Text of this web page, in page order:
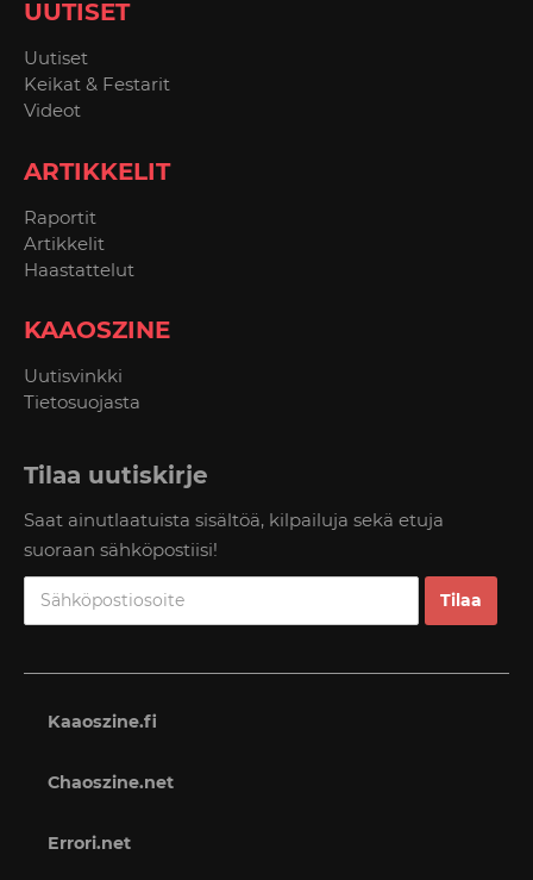
UUTISET
Uutiset
Keikat & Festarit
Videot
ARTIKKELIT
Raportit
Artikkelit
Haastattelut
KAAOSZINE
Uutisvinkki
Tietosuojasta
Tilaa uutiskirje
Saat ainutlaatuista sisältöä, kilpailuja sekä etuja
suoraan sähköpostiisi!
Kaaoszine.fi
Chaoszine.net
Errori.net